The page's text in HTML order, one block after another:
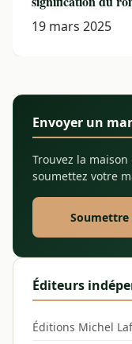
19 mars 2025
Envoyer un
Trouvez la
soumettez votre
Éditeurs
Éditions Michel